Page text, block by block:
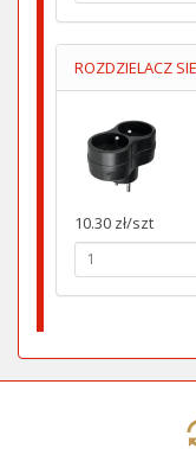
10.30 zł/szt